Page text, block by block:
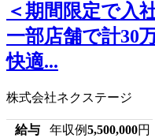
＜期間限定で入
一部店舗で計30
快適...
株式会社ネクステージ
給与 年収例5,500,000円